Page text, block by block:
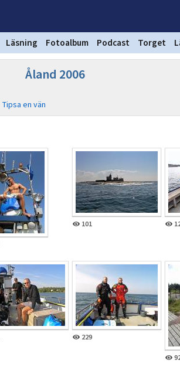
Läsning Fotoalbum Podcast Torget
Åland 2006
Tipsa en vän
101
229